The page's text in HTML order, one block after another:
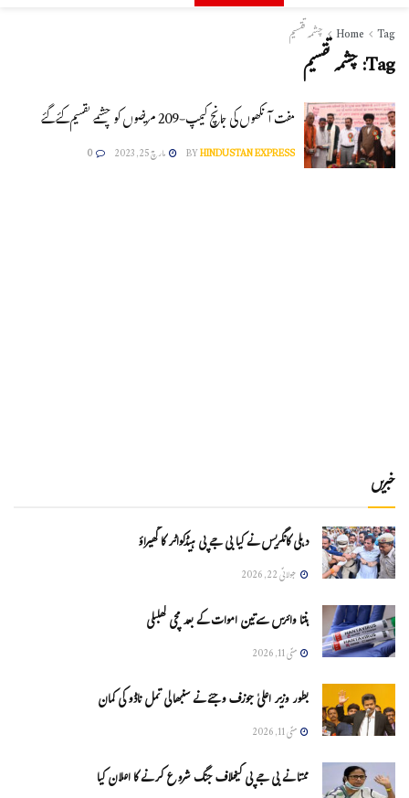
Home Tag چشمہ تقسیم
Tag:چشمہ تقسیم
مفت آنکھوں کی جانچ کیمپ-209 مریضوں کو چشمے تقسیم کئے گئے
BYHINDUSTAN EXPRESS مارچ 25, 2023 0
خبریں
دہلی کانگریس نے کیا بی جے پی ہیڈکواٹر کا گھیراؤ
جولائی 22, 2026
ہنتا وائرس سےتین اموات کے بعد مچی کھلبلی
مئی 11, 2026
بطور وزیر اعلیٰ جوزف وجئے نے سنبھالی تمل ناڈو کی کمان
مئی 11, 2026
ممتا نے بی جے پی کیخلاف جنگ شروع کرنے کا اعلان کیا